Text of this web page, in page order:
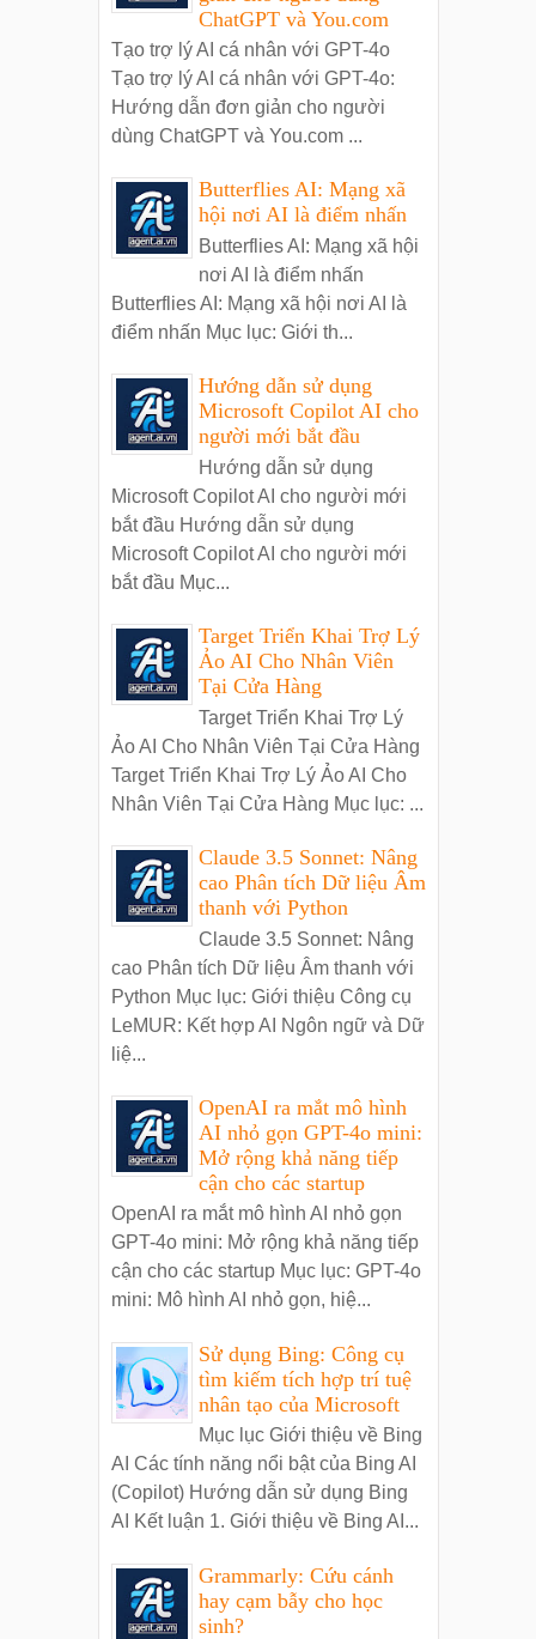
ChatGPT và You.com
Tạo trợ lý AI cá nhân với GPT-4o
Tạo trợ lý AI cá nhân với GPT-4o:
Hướng dẫn đơn giản cho người
dùng ChatGPT và You.com ...
Butterflies AI: Mạng xã
hội nơi AI là điểm nhấn
Butterflies AI: Mạng xã hội
nơi AI là điểm nhấn
Butterflies AI: Mạng xã hội nơi AI là
điểm nhấn Mục lục: Giới th...
Hướng dẫn sử dụng
Microsoft Copilot AI cho
người mới bắt đầu
Hướng dẫn sử dụng
Microsoft Copilot AI cho người mới
bắt đầu Hướng dẫn sử dụng
Microsoft Copilot AI cho người mới
bắt đầu Mục...
Target Triển Khai Trợ Lý
Ảo AI Cho Nhân Viên
Tại Cửa Hàng
Target Triển Khai Trợ Lý
Ảo AI Cho Nhân Viên Tại Cửa Hàng
Target Triển Khai Trợ Lý Ảo AI Cho
Nhân Viên Tại Cửa Hàng Mục lục: ...
Claude 3.5 Sonnet: Nâng
cao Phân tích Dữ liệu Âm
thanh với Python
Claude 3.5 Sonnet: Nâng
cao Phân tích Dữ liệu Âm thanh với
Python Mục lục: Giới thiệu Công cụ
LeMUR: Kết hợp AI Ngôn ngữ và Dữ
liệ...
OpenAI ra mắt mô hình
AI nhỏ gọn GPT-4o mini:
Mở rộng khả năng tiếp
cận cho các startup
OpenAI ra mắt mô hình AI nhỏ gọn
GPT-4o mini: Mở rộng khả năng tiếp
cận cho các startup Mục lục: GPT-4o
mini: Mô hình AI nhỏ gọn, hiệ...
Sử dụng Bing: Công cụ
tìm kiếm tích hợp trí tuệ
nhân tạo của Microsoft
Mục lục Giới thiệu về Bing
AI Các tính năng nổi bật của Bing AI
(Copilot) Hướng dẫn sử dụng Bing
AI Kết luận 1. Giới thiệu về Bing AI...
Grammarly: Cứu cánh
hay cạm bẫy cho học
sinh?